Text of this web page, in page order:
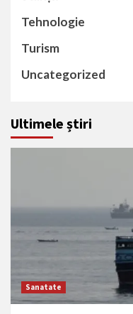
Tehnologie
Turism
Uncategorized
Ultimele știri
Sanatate